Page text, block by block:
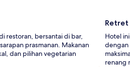
restoran, bersantai di bar,
prasmanan. Makanan
dan pilihan vegetarian
Retret
Hotel
dengan
renang